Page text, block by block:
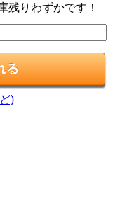
りわずかです！
)